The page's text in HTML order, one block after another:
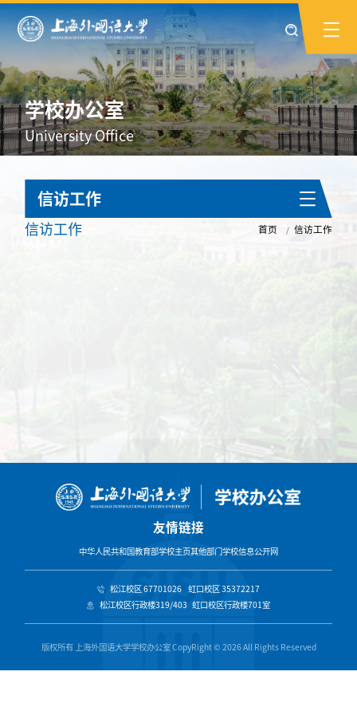
学校办公室
University Office
信访工作
信访工作 首页 信访工作
友情链接
中华人民共和国教育部学校主页其他部门学校信息公开网
松江校区 67701026 虹口校区 35372217
松江校区行政楼319/403 虹口校区行政楼701室
版权所有 上海外国语大学学校办公室 CopyRight © 2026 All Rights Reserved